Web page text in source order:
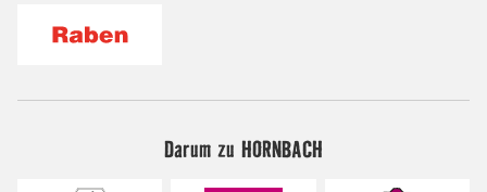
Darum zu HORNBACH